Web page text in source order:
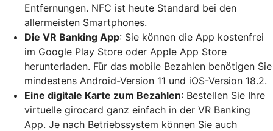
Entfernungen. NFC ist heute Standard bei den
allermeisten Smartphones.
Die VR Banking App: Sie können die App kostenfrei
im Google Play Store oder Apple App Store
herunterladen. Für das mobile Bezahlen benötigen Sie
mindestens Android-Version 11 und iOS-Version 18.2.
Eine digitale Karte zum Bezahlen: Bestellen Sie Ihre
virtuelle girocard ganz einfach in der VR Banking
App. Je nach Betriebssystem können Sie auch